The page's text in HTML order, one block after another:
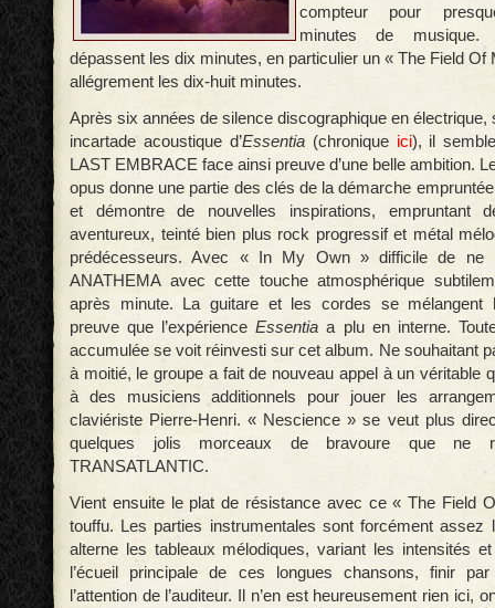
compteur pour
minutes de musique.
dépassent les dix minutes, en particulier un « The Field Of
allégrement les dix-huit minutes.
Après six années de silence discographique en électrique,
incartade acoustique d’Essentia(chronique ici), il
LAST EMBRACE face ainsi preuve d’une belle ambition.
opus donne une partie des clés de la démarche
et démontre de nouvelles inspirations, empruntant
aventureux, teinté bien plus rock progressif et métal
prédécesseurs. Avec « In My Own » difficile de ne
ANATHEMA avec cette touche atmosphérique
après minute. La guitare et les cordes se mélangent
preuve que l’expérienceEssentiaa plu en interne.
accumulée se voit réinvesti sur cet album. Ne souhaitant
à moitié, le groupe a fait de nouveau appel à un véritable
à des musiciens additionnels pour jouer les
claviériste Pierre-Henri. « Nescience » se veut plus
quelques jolis morceaux de bravoure que ne
TRANSATLANTIC.
Vient ensuite le plat de résistance avec ce « The Field
touffu. Les parties instrumentales sont forcément assez
alterne les tableaux mélodiques, variant les intensités
l’écueil principale de ces longues chansons, finir
l’attention de l’auditeur. Il n’en est heureusement rien ici,